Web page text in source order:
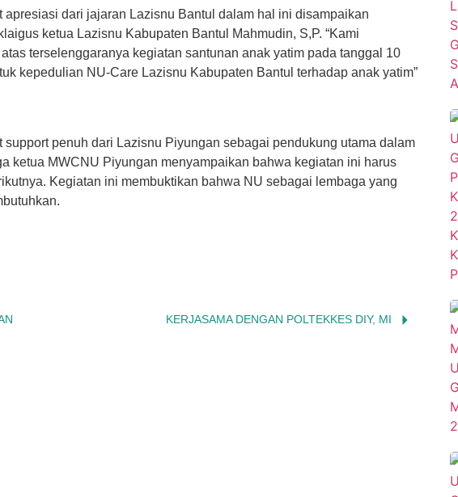
dari jajaran Lazisnu Bantul dalam hal ini disampaikan
ketua Lazisnu Kabupaten Bantul Mahmudin, S,P. “Kami
terselenggaranya kegiatan santunan anak yatim pada tanggal 10
kepedulian NU-Care Lazisnu Kabupaten Bantul terhadap anak yatim”
penuh dari Lazisnu Piyungan sebagai pendukung utama dalam
ketua MWCNU Piyungan menyampaikan bahwa kegiatan ini harus
Kegiatan ini membuktikan bahwa NU sebagai lembaga yang
KERJASAMA DENGAN POLTEKKES DIY, MI